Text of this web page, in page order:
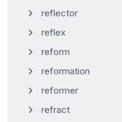
reflector
reflex
reform
reformation
reformer
refract